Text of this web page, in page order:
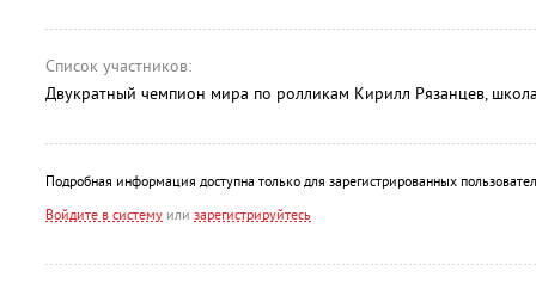
Список участников:
Двукратный чемпион мира по ролликам Кирилл Рязанцев,
Подробная информация доступна только для зарегистрированных
Войдите в систему или зарегистрируйтесь